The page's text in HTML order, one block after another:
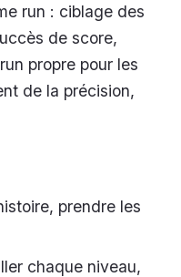
run : ciblage des
de score,
propre pour les
de la précision,
prendre les
chaque niveau,